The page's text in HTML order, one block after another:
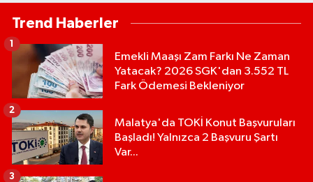
Trend Haberler
Emekli Maaşı Zam Farkı Ne Zaman
Yatacak? 2026 SGK'dan 3.552 TL
Fark Ödemesi Bekleniyor
1
Malatya'da TOKİ Konut Başvuruları
Başladı! Yalnızca 2 Başvuru Şartı
Var...
2
3